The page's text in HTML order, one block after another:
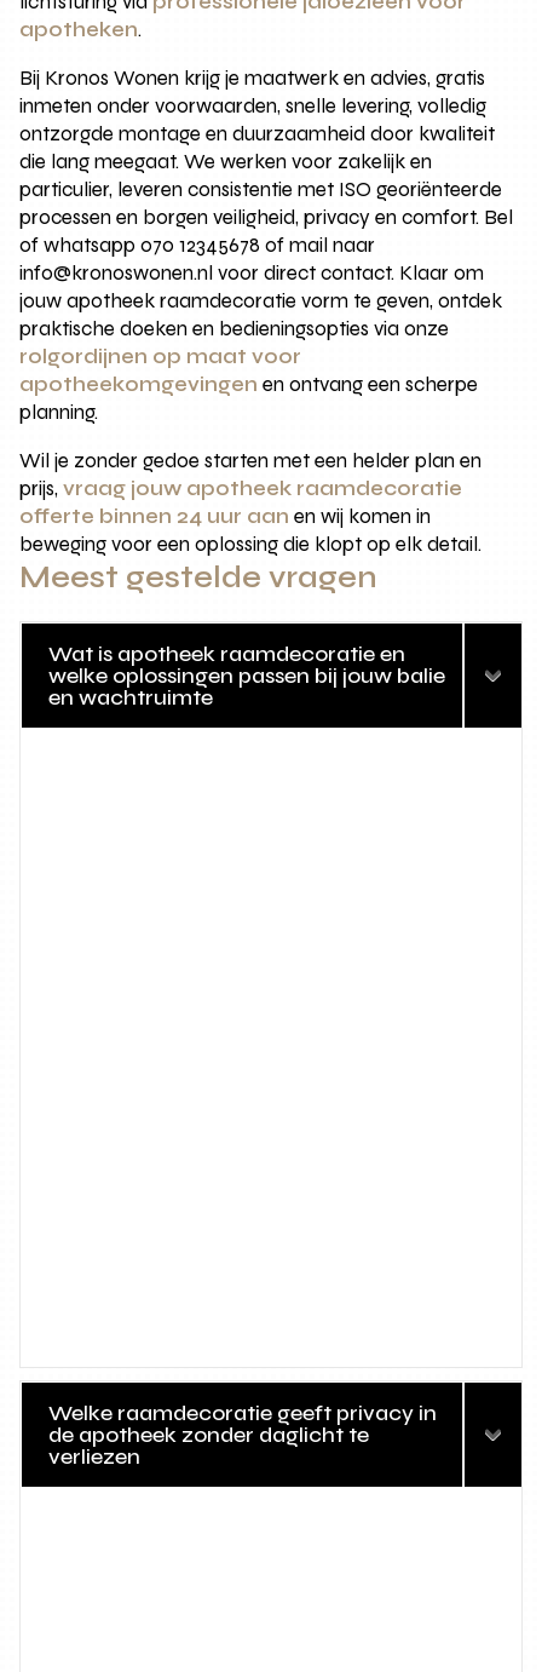
apotheken.
Bij Kronos Wonen krijg je maatwerk en advies, gratis
inmeten onder voorwaarden, snelle levering, volledig
ontzorgde montage en duurzaamheid door kwaliteit
die lang meegaat. We werken voor zakelijk en
particulier, leveren consistentie met ISO georiënteerde
processen en borgen veiligheid, privacy en comfort. Bel
of whatsapp 070 12345678 of mail naar
info@kronoswonen.nl voor direct contact. Klaar om
jouw apotheek raamdecoratie vorm te geven, ontdek
praktische doeken en bedieningsopties via onze
rolgordijnen op maat voor
apotheekomgevingen en ontvang een scherpe
planning.
Wil je zonder gedoe starten met een helder plan en
prijs,vraag jouw apotheek raamdecoratie
offerte binnen 24 uur aan en wij komen in
beweging voor een oplossing die klopt op elk detail.
Meest gestelde vragen
Wat is apotheek raamdecoratie en
welke oplossingen passen bij jouw balie
en wachtruimte
Welke raamdecoratie geeft privacy in
de apotheek zonder daglicht te
verliezen